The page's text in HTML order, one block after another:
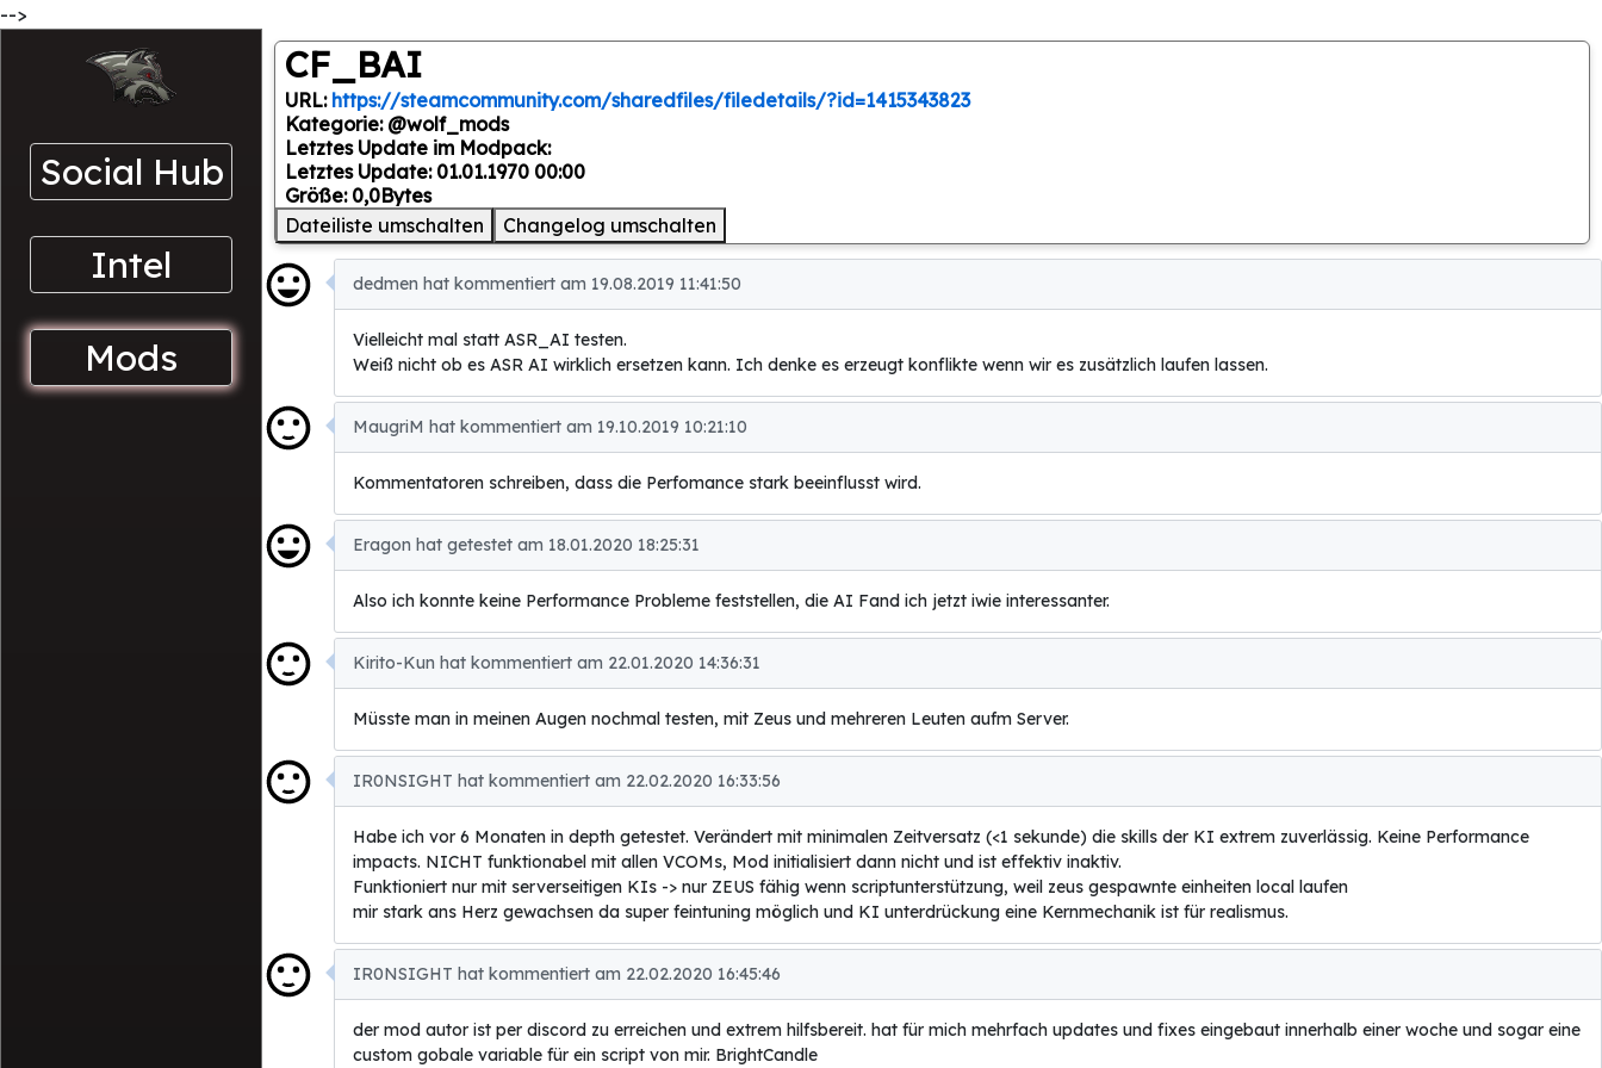
-->
Social Hub
Intel
Mods
CF_BAI
URL: https://steamcommunity.com/sharedfiles/filedetails/?id=1415343823
Kategorie: @wolf_mods
Letztes Update im Modpack:
Letztes Update: 01.01.1970 00:00
Größe: 0,0Bytes
Dateiliste umschalten
Changelog umschalten
dedmen hat kommentiert am 19.08.2019 11:41:50
Vielleicht mal statt ASR_AI testen.
Weiß nicht ob es ASR AI wirklich ersetzen kann. Ich denke es erzeugt konflikte wenn wir es zusätzlich laufen lassen.
MaugriM hat kommentiert am 19.10.2019 10:21:10
Kommentatoren schreiben, dass die Perfomance stark beeinflusst wird.
Eragon hat getestet am 18.01.2020 18:25:31
Also ich konnte keine Performance Probleme feststellen, die AI Fand ich jetzt iwie interessanter.
Kirito-Kun hat kommentiert am 22.01.2020 14:36:31
Müsste man in meinen Augen nochmal testen, mit Zeus und mehreren Leuten aufm Server.
IR0NSIGHT hat kommentiert am 22.02.2020 16:33:56
Habe ich vor 6 Monaten in depth getestet. Verändert mit minimalen Zeitversatz (<1 sekunde) die skills der KI extrem zuverlässig. Keine Performance
impacts. NICHT funktionabel mit allen VCOMs, Mod initialisiert dann nicht und ist effektiv inaktiv.
Funktioniert nur mit serverseitigen KIs -> nur ZEUS fähig wenn scriptunterstützung, weil zeus gespawnte einheiten local laufen
mir stark ans Herz gewachsen da super feintuning möglich und KI unterdrückung eine Kernmechanik ist für realismus.
IR0NSIGHT hat kommentiert am 22.02.2020 16:45:46
der mod autor ist per discord zu erreichen und extrem hilfsbereit. hat für mich mehrfach updates und fixes eingebaut innerhalb einer woche und sogar eine
custom gobale variable für ein script von mir. BrightCandle